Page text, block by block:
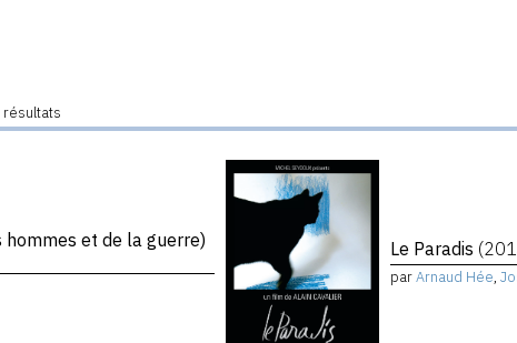
hommes et de la guerre)
Le Paradis
parArnaud Hée,